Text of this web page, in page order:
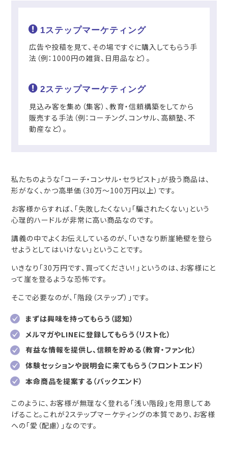
1ステップマーケティング
広告や投稿を見て、その場ですぐに購入してもらう手
法（例：1000円の雑貨、日用品など）。
2ステップマーケティング
見込み客を集め（集客）、教育・信頼構築をしてから
販売する手法（例：コーチング、コンサル、高額塾、不
動産など）。
私たちのような「コーチ・コンサル・セラピスト」が扱う商品は、
形がなく、かつ高単価（30万〜100万円以上）です。
お客様からすれば、「失敗したくない」「騙されたくない」という
心理的ハードルが非常に高い商品なのです。
講義の中でよくお伝えしているのが、「いきなり断崖絶壁を登ら
せようとしてはいけない」ということです。
いきなり「30万円です、買ってください！」というのは、お客様にと
って崖を登るような恐怖です。
そこで必要なのが、「階段（ステップ）」です。
まずは興味を持ってもらう（認知）
メルマガやLINEに登録してもらう（リスト化）
有益な情報を提供し、信頼を貯める（教育・ファン化）
体験セッションや説明会に来てもらう（フロントエンド）
本命商品を提案する（バックエンド）
このように、お客様が無理なく登れる「浅い階段」を用意してあ
げること。これが2ステップマーケティングの本質であり、お客様
への「愛（配慮）」なのです。